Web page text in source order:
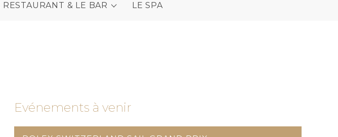
RESTAURANT & LE BAR LE SPA
Evénements à venir
ROLEX SWITZERLAND SAIL GRAND PRIX